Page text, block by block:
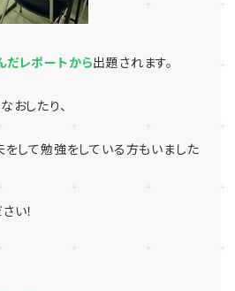
だレポートから出題されます。
おしたり、
をして勉強をしている方もいました
い！